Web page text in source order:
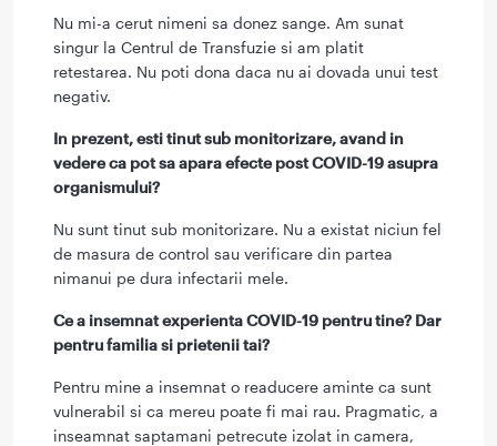
Nu mi-a cerut nimeni sa donez sange. Am sunat
singur la Centrul de Transfuzie si am platit
retestarea. Nu poti dona daca nu ai dovada unui test
negativ.
In prezent, esti tinut sub monitorizare, avand in
vedere ca pot sa apara efecte post COVID-19 asupra
organismului?
Nu sunt tinut sub monitorizare. Nu a existat niciun fel
de masura de control sau verificare din partea
nimanui pe dura infectarii mele.
Ce a insemnat experienta COVID-19 pentru tine? Dar
pentru familia si prietenii tai?
Pentru mine a insemnat o readucere aminte ca sunt
vulnerabil si ca mereu poate fi mai rau. Pragmatic, a
inseamnat saptamani petrecute izolat in camera,